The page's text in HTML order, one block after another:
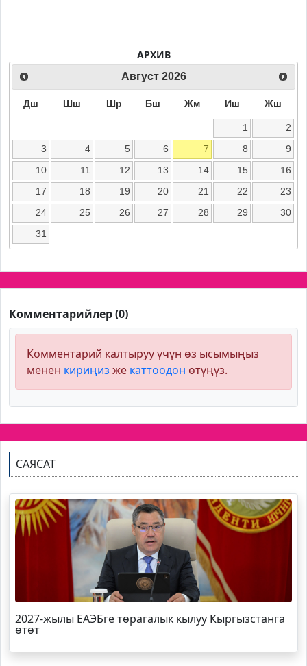
АРХИВ
Август 2026
Дш Шш Шр Бш Жм Иш Жш
1
2
3
4 5 6 7 8
9
10
11 12 13 14 15
16
17
18 19 20 21 22
23
24
25 26 27 28 29
30
31
Комментарийлер (0)
Комментарий калтыруу үчүн өз ысымыңыз
менен кириңиз же каттоодон өтүңүз.
САЯСАТ
2027-жылы ЕАЭБге төрагалык кылуу Кыргызстанга
өтөт